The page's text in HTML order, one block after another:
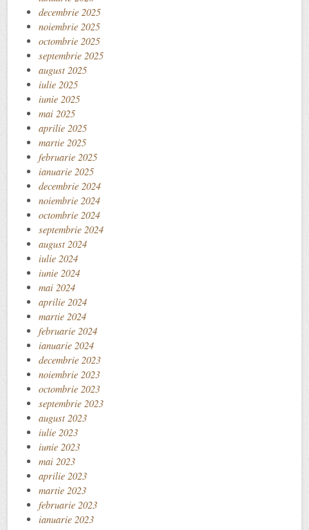
decembrie 2025
noiembrie 2025
octombrie 2025
septembrie 2025
august 2025
iulie 2025
iunie 2025
mai 2025
aprilie 2025
martie 2025
februarie 2025
ianuarie 2025
decembrie 2024
noiembrie 2024
octombrie 2024
septembrie 2024
august 2024
iulie 2024
iunie 2024
mai 2024
aprilie 2024
martie 2024
februarie 2024
ianuarie 2024
decembrie 2023
noiembrie 2023
octombrie 2023
septembrie 2023
august 2023
iulie 2023
iunie 2023
mai 2023
aprilie 2023
martie 2023
februarie 2023
ianuarie 2023